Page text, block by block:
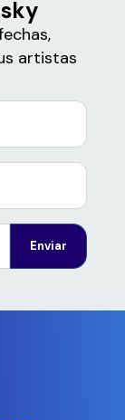
artistas
Enviar